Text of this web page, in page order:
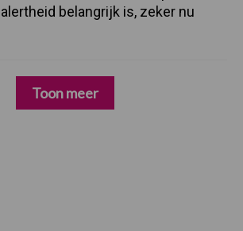
alertheid belangrijk is, zeker nu
Toon meer